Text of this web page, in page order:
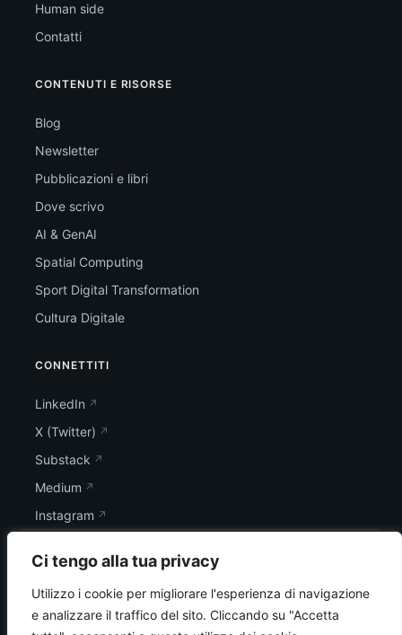
Ci tengo alla tua privacy
Utilizzo i cookie per migliorare l'esperienza di navigazione
e analizzare il traffico del sito. Cliccando su "Accetta
Human side
Contatti
CONTENUTI E RISORSE
Blog
Newsletter
Pubblicazioni e libri
Dove scrivo
AI & GenAI
Spatial Computing
Sport Digital Transformation
Cultura Digitale
CONNETTITI
LinkedIn
X (Twitter)
Substack
Medium
Instagram